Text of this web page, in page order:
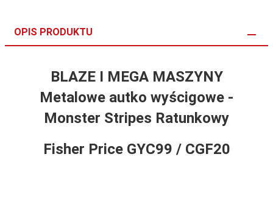
OPIS PRODUKTU
BLAZE I MEGA MASZYNY
Metalowe autko wyścigowe -
Monster Stripes Ratunkowy
Fisher Price GYC99 / CGF20